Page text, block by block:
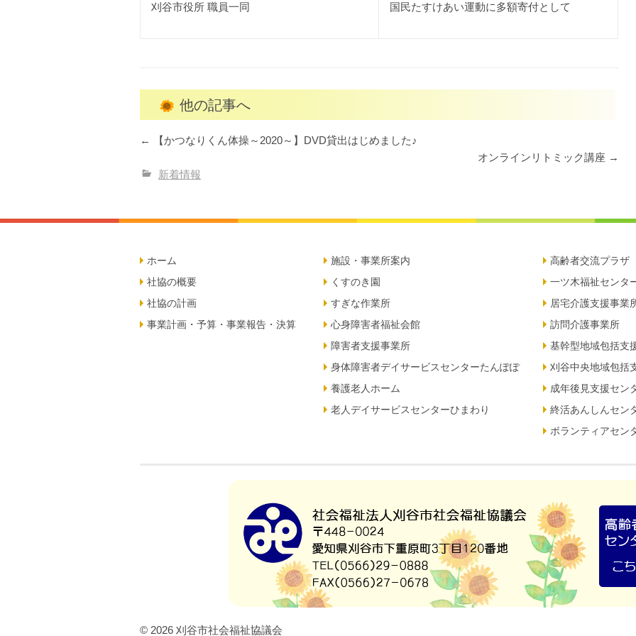
刈谷市役所 職員一同 国民たすけあい運動に多額寄付として
他の記事へ
←
【かつなりくん体操～2020～】DVD貸出はじめました♪
オンラインリトミック講座 →
新着情報
ホーム
社協の概要
社協の計画
事業計画・予算・事業報告・決算
施設・事業所案内
くすのき園
すぎな作業所
心身障害者福祉会館
障害者支援事業所
身体障害者デイサービスセンターたんぽぽ
養護老人ホーム
老人デイサービスセンターひまわり
高齢者交流プラザ
一ツ木福祉センタ
居宅介護支援事業
訪問介護事業所
基幹型地域包括支
刈谷中央地域包括
成年後見支援セン
終活あんしんセン
ボランティアセン
© 2026 刈谷市社会福祉協議会